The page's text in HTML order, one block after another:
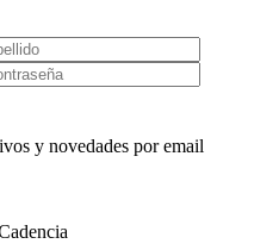
y novedades por email